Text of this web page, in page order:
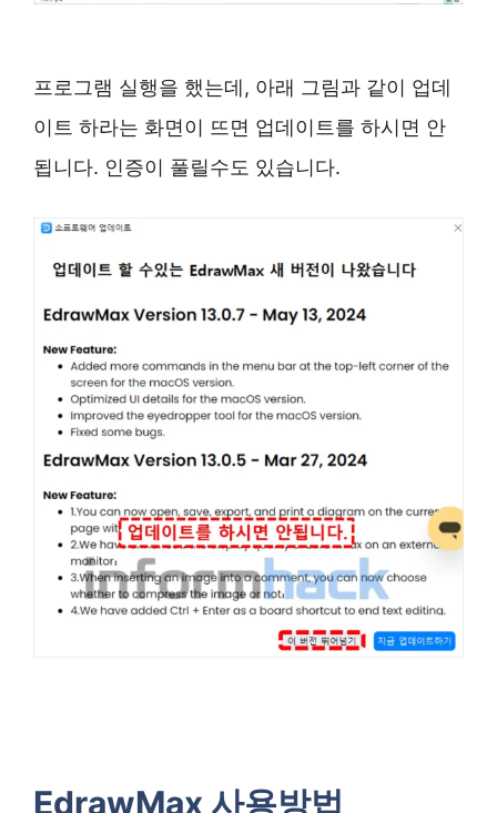
프로그램 실행을 했는데, 아래 그림과 같이 업데
이트 하라는 화면이 뜨면 업데이트를 하시면 안
됩니다. 인증이 풀릴수도 있습니다.
EdrawMax 사용방법